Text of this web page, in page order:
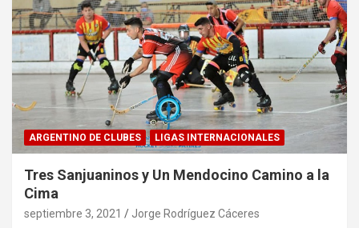
ARGENTINO DE CLUBES LIGAS INTERNACIONALES
Tres Sanjuaninos y Un Mendocino Camino a la
Cima
septiembre 3, 2021 Jorge Rodríguez Cáceres